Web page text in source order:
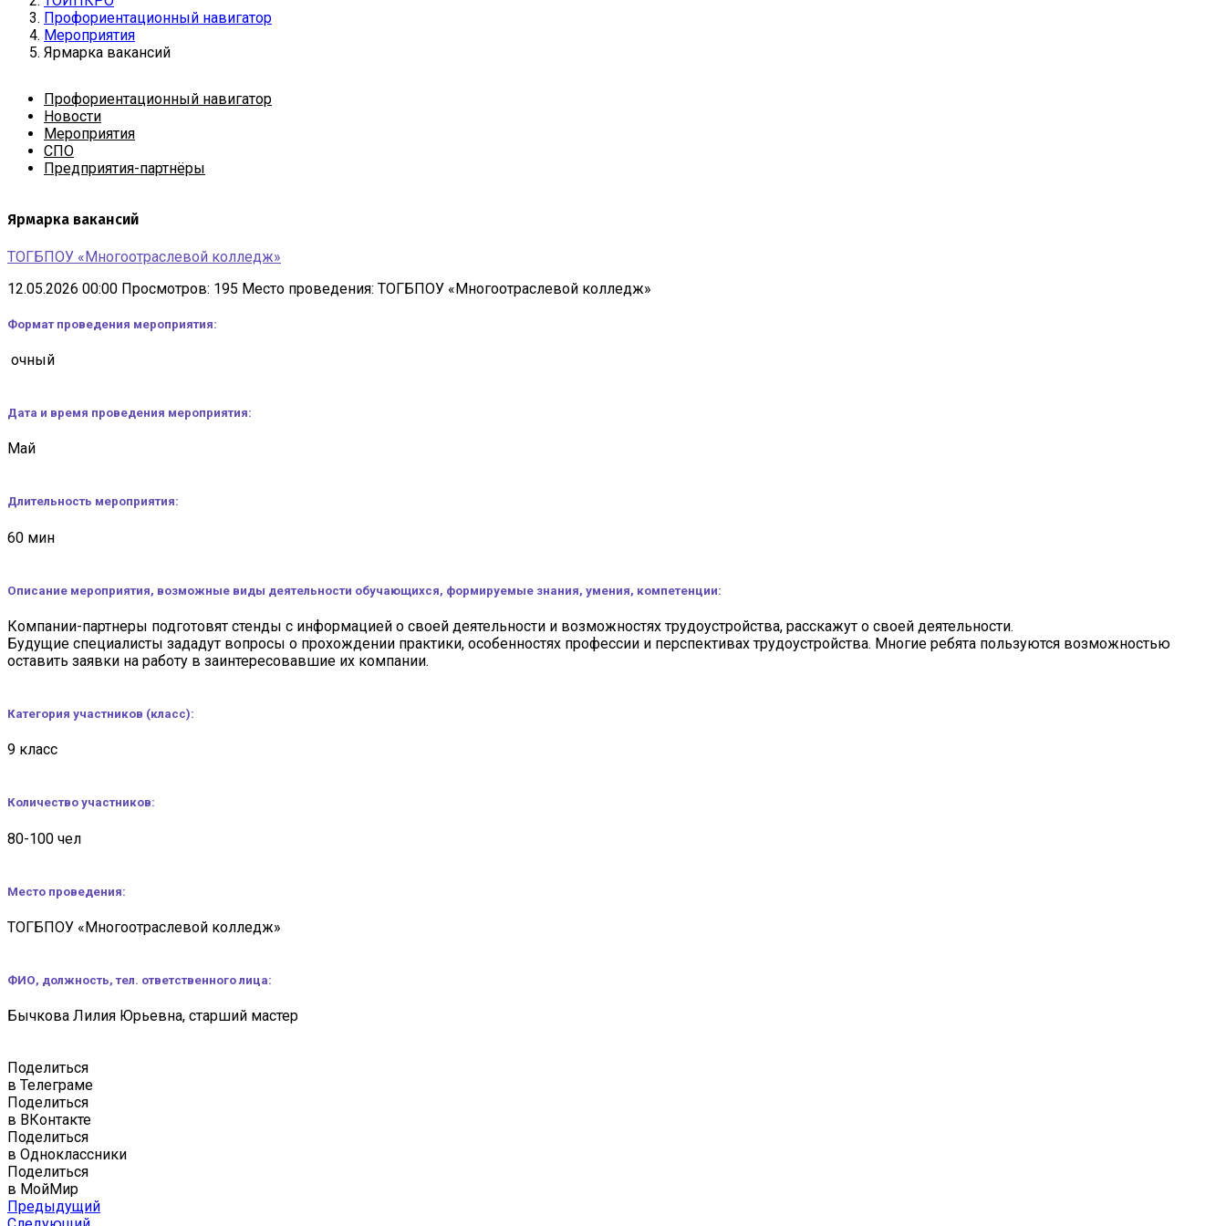
Профориентационный навигатор
Мероприятия
Ярмарка вакансий
Профориентационный навигатор
Новости
Мероприятия
СПО
Предприятия-партнёры
Ярмарка вакансий
ТОГБПОУ «Многоотраслевой колледж»
12.05.2026 00:00 Просмотров: 195 Место проведения: ТОГБПОУ «Многоотраслевой колледж»
Формат проведения мероприятия:
очный
Дата и время проведения мероприятия:
Май
Длительность мероприятия:
60 мин
Описание мероприятия, возможные виды деятельности обучающихся, формируемые знания, умения, компетенции:
Компании-партнеры подготовят стенды с информацией о своей деятельности и возможностях трудоустройства, расскажут о своей деятельности.
Будущие специалисты зададут вопросы о прохождении практики, особенностях профессии и перспективах трудоустройства. Многие ребята пользуются возможностью
оставить заявки на работу в заинтересовавшие их компании.
Категория участников (класс):
9 класс
Количество участников:
80-100 чел
Место проведения:
ТОГБПОУ «Многоотраслевой колледж»
ФИО, должность, тел. ответственного лица:
Бычкова Лилия Юрьевна, старший мастер
Поделиться
в Телеграме
Поделиться
в ВКонтакте
Поделиться
в Одноклассники
Поделиться
в МойМир
Предыдущий